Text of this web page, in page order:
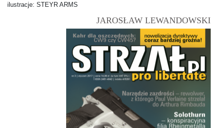
ilustracje: STEYR ARMS
JAROSŁAW LEWANDOWSKI